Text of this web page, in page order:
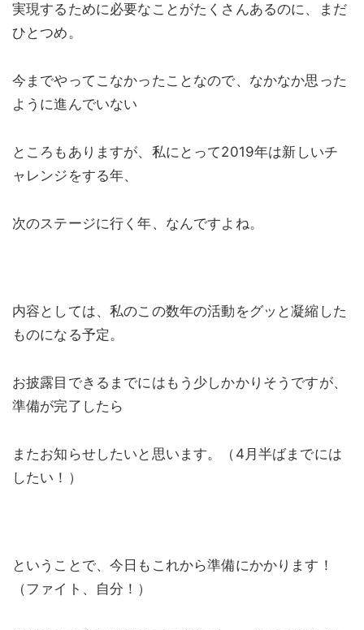
実現するために必要なことがたくさんあるのに、まだ
ひとつめ。
今までやってこなかったことなので、なかなか思った
ように進んでいない
ところもありますが、私にとって2019年は新しいチ
ャレンジをする年、
次のステージに行く年、なんですよね。
内容としては、私のこの数年の活動をグッと凝縮した
ものになる予定。
お披露目できるまでにはもう少しかかりそうですが、
準備が完了したら
またお知らせしたいと思います。（4月半ばまでには
したい！）
ということで、今日もこれから準備にかかります！
（ファイト、自分！）